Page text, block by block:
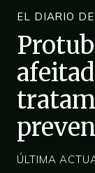
EL DIARIO
ÚLTIMA